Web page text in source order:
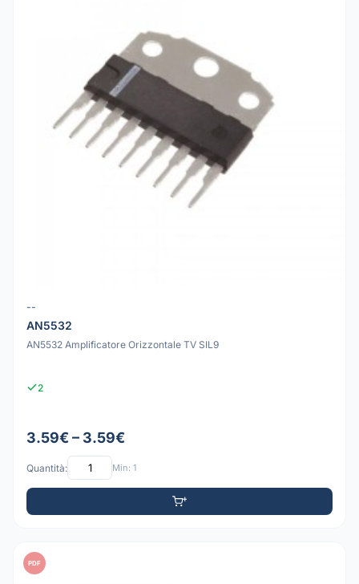
--
AN5532
AN5532 Amplificatore Orizzontale TV SIL9
2
3.59€ – 3.59€
Quantità: Min: 1
PDF